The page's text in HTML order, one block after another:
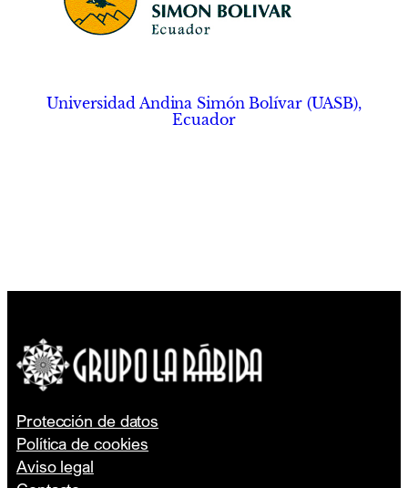
Universidad Andina Simón Bolívar (UASB),
Ecuador
Protección de datos
Política de cookies
Aviso legal